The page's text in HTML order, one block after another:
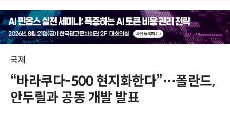
국제
“바라쿠다-500 현지화한다”…폴란드,
안두릴과 공동 개발 발표